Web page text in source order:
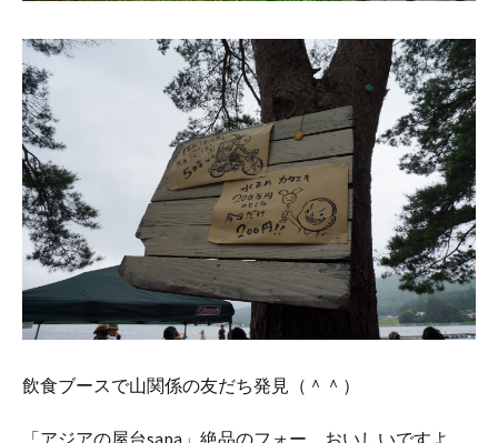
飲食ブースで山関係の友だち発見（＾＾）
「アジアの屋台sapa」絶品のフォー、おいしいですよ